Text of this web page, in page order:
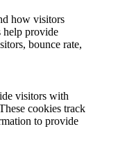
how visitors
help provide
bounce rate,
visitors with
cookies track
to provide